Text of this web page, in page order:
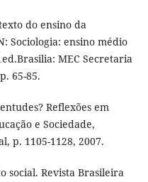
do ensino da
Sociologia: ensino médio
MEC Secretaria
65-85.
Reflexões em
e Sociedade,
p. 1105-1128, 2007.
social. Revista Brasileira